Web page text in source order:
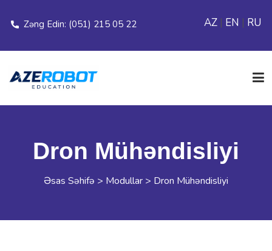
Zəng Edin: (051) 215 05 22 AZ | EN | RU
Dron Mühəndisliyi
Əsas Səhifə > Modullar > Dron Mühəndisliyi